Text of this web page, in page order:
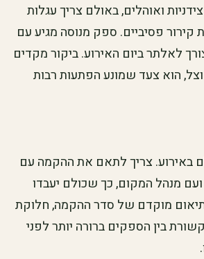
ואוהלים, באולם צריך עגלות
פסיביים. ספק מנוסה מגיע עם
לאלתר ביום האירוע. ביקור מקדים
הוא צעד שמונע הפתעות רבות
באירוע. צריך לתאם את ההקמה עם
ועם מנהל המקום, כך שכולם יעבדו
תיאום מוקדם של סדר ההקמה, חלוקת
בין הספקים ברורה יותר לפני